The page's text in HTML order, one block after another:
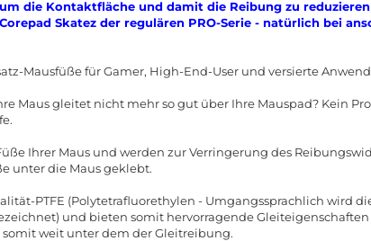
die Kontaktfläche und damit die Reibung zu
Skatez der regulären PRO-Serie - natürlich bei
Mausfüße für Gamer, High-End-User und versierte
Maus gleitet nicht mehr so gut über Ihre Mauspad? Kein
Ihrer Maus und werden zur Verringerung des
unter die Maus geklebt.
PTFE (Polytetrafluorethylen - Umgangssprachlich wird
und bieten somit hervorragende
weit unter dem der Gleitreibung.